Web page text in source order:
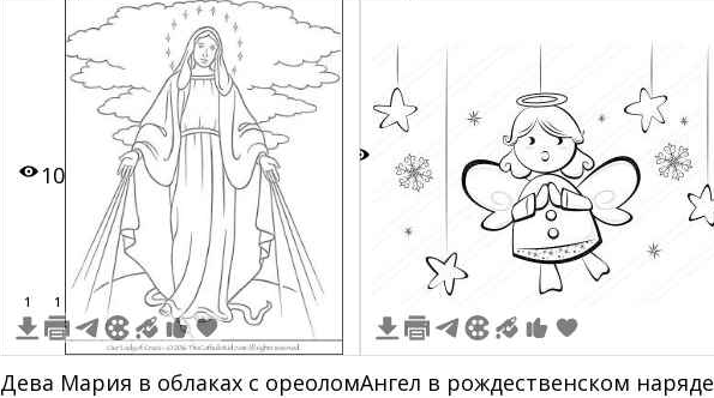
большими ангельскими
крыльями, держащая ожерелье,
на фоне светящегося ореола
10
1 1
Дева Мария в облаках с ореоломАнгел в рождественском наряде